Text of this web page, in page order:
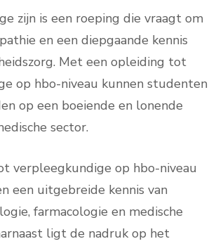
zijn is een roeping die vraagt om
en een diepgaande kennis
Met een opleiding tot
op hbo-niveau kunnen studenten
op een boeiende en lonende
sector.
verpleegkundige op hbo-niveau
een uitgebreide kennis van
farmacologie en medische
ligt de nadruk op het